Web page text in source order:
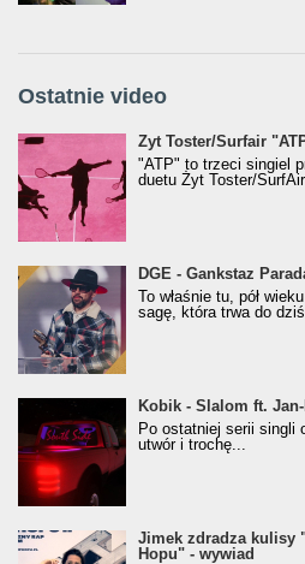
Ostatnie video
Żyt Toster/SurfAir - ATP
Żyt Toster/Surfair
"ATP" to trzeci singiel
duetu Żyt Toster/
donGURALesko z nagrodą
Klasyczny/Trueschoolowy
(Popkillery 2023)
DGE - Gankstaz
To właśnie tu, pół
sagę, która trwa do
Kobik - Slalom ft. Jan-
[Official Music Visualiser]
Kobik - Slalom ft.
Po ostatniej serii singli
utwór i trochę...
Jimek zdradza kulisy
Hopu" - wywiad
Jimek zdradza kulisy
Hopu" - wywiad